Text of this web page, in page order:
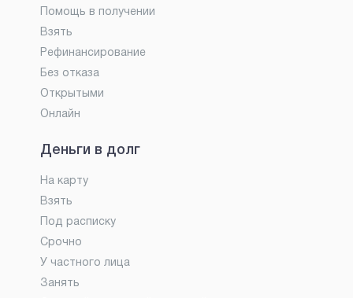
Помощь в получении
Взять
Рефинансирование
Без отказа
Открытыми
Онлайн
Деньги в долг
На карту
Взять
Под расписку
Срочно
У частного лица
Занять